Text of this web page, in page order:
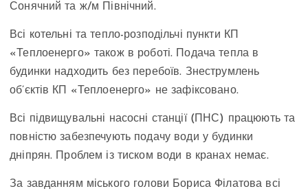
Сонячний та ж/м Північний.
Всі котельні та тепло-розподільчі пункти КП
«Теплоенерго» також в роботі. Подача тепла в
будинки надходить без перебоїв. Знеструмлень
об’єктів КП «Теплоенерго» не зафіксовано.
Всі підвищувальні насосні станції (ПНС) працюють та
повністю забезпечують подачу води у будинки
дніпрян. Проблем із тиском води в кранах немає.
За завданням міського голови Бориса Філатова всі